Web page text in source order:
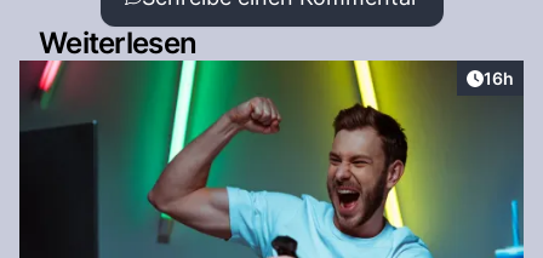
Weiterlesen
Artikel
16h